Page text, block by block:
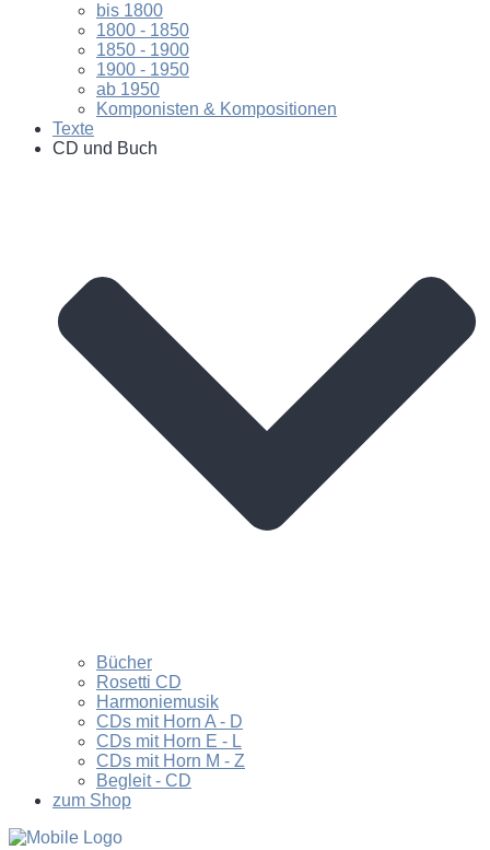
bis 1800
1800 - 1850
1850 - 1900
1900 - 1950
ab 1950
Komponisten & Kompositionen
Texte
CD und Buch
Bücher
Rosetti CD
Harmoniemusik
CDs mit Horn A - D
CDs mit Horn E - L
CDs mit Horn M - Z
Begleit - CD
zum Shop